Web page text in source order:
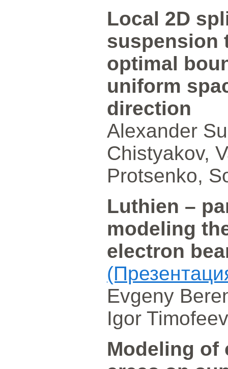
Local 2D
suspension
optimal
uniform
direction
Alexander
Chistyakov,
Protsenko,
Luthien –
modeling
electron
Evgeny
Igor
Modeling of